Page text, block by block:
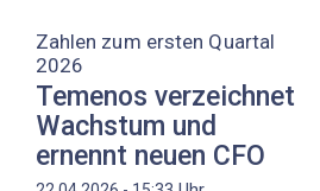
Zahlen zum ersten Quartal
2026
Temenos verzeichnet
Wachstum und
ernennt neuen CFO